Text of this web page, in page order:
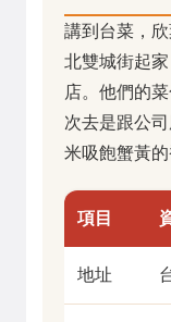
講到台菜，
北雙城街起
店。他們的
次去是跟公
米吸飽蟹黃的
項目
地址